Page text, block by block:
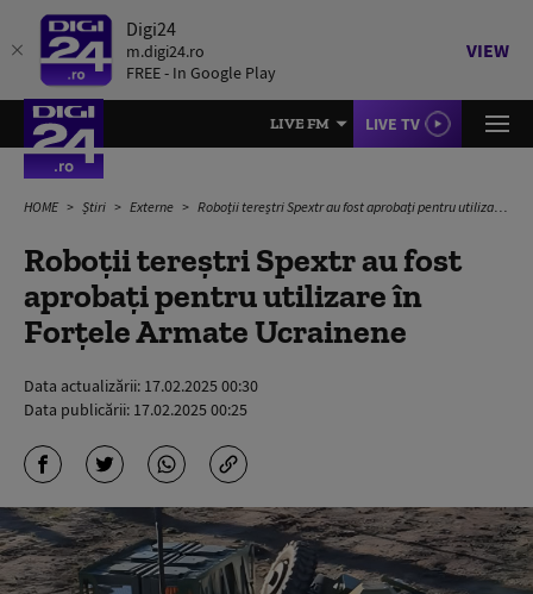
Digi24
m.digi24.ro
FREE - In Google Play
VIEW
LIVE FM LIVE TV
HOME Știri Externe Roboții tereștri Spextr au fost aprobați pentru utilizare în Forțele Armate Ucrainene
Roboții tereștri Spextr au fost
aprobați pentru utilizare în
Forțele Armate Ucrainene
Data actualizării: 17.02.2025 00:30
Data publicării: 17.02.2025 00:25